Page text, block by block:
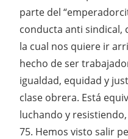
parte del
conducta anti sindical,
la cual nos quiere ir
hecho de ser
igualdad, equidad y
clase obrera. Está
luchando y
75. Hemos visto salir